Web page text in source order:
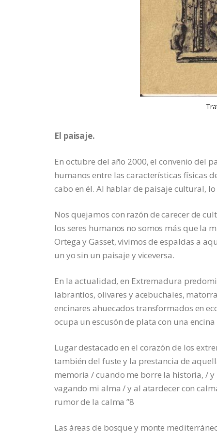
El paisaje.
En octubre del año 2000, el convenio del
humanos entre las características físicas
cabo en él. Al hablar de paisaje cultural,
Nos quejamos con razón de carecer de
los seres humanos no somos más que la
Ortega y Gasset, vivimos de espaldas a
un yo sin un paisaje y viceversa.
En la actualidad, en Extremadura
labrantíos, olivares y acebuchales,
encinares ahuecados transformados en
ocupa un escusón de plata con una
Lugar destacado en el corazón de los
también del fuste y la prestancia de
memoria / cuando me borre la historia, /
vagando mi alma / y al atardecer con
rumor de la calma ”8
Las áreas de bosque y monte